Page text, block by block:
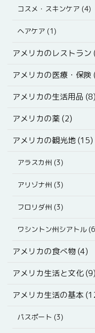
コスメ・スキンケア (4)
ヘアケア (1)
アメリカのレストラン
アメリカの医療・保険
アメリカの生活用品 (8)
アメリカの薬 (2)
アメリカの観光地 (15)
アラスカ州 (3)
アリゾナ州 (3)
フロリダ州 (3)
ワシントン州シアトル
アメリカの食べ物 (4)
アメリカ生活と文化 (9)
アメリカ生活の基本
パスポート (3)